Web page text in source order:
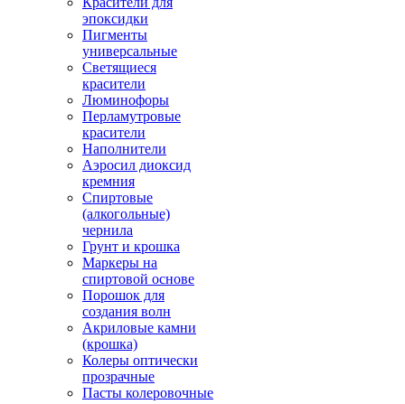
эпоксидки
Пигменты
универсальные
Светящиеся
красители
Люминофоры
Перламутровые
красители
Наполнители
Аэросил диоксид
кремния
Спиртовые
(алкогольные)
чернила
Грунт и крошка
Маркеры на
спиртовой основе
Порошок для
создания волн
Акриловые камни
(крошка)
Колеры оптически
прозрачные
Пасты колеровочные